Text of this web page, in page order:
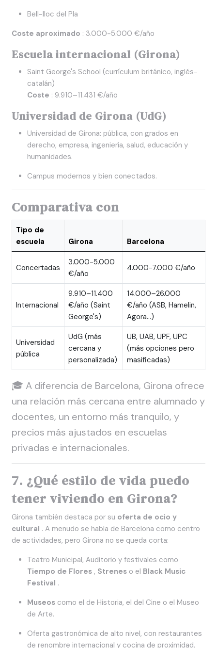
Bell-lloc del Pla
Coste aproximado : 3.000-5.000 €/año
Escuela internacional (Girona)
Saint George's School (currículum británico, inglés-
catalán)
Coste : 9.910–11.431 €/año
Universidad de Girona (UdG)
Universidad de Girona: pública, con grados en
derecho, empresa, ingeniería, salud, educación y
humanidades.
Campus modernos y bien conectados.
Comparativa con
Tipo de
escuela
Girona Barcelona
Concertadas
3.000-5.000
€/año
4.000-7.000 €/año
Internacional
9.910–11.400
€/año (Saint
George's)
14.000–26.000
€/año (ASB, Hamelin,
Agora...)
Universidad
pública
UdG (más
cercana y
personalizada)
UB, UAB, UPF, UPC
(más opciones pero
masificadas)
🎓 A diferencia de Barcelona, Girona ofrece
una relación más cercana entre alumnado y
docentes, un entorno más tranquilo, y
precios más ajustados en escuelas
privadas e internacionales.
7. ¿Qué estilo de vida puedo
tener viviendo en Girona?
Girona también destaca por su oferta de ocio y
cultural . A menudo se habla de Barcelona como centro
de actividades, pero Girona no se queda corta:
Teatro Municipal, Auditorio y festivales como
Tiempo de Flores , Strenes o el Black Music
Festival .
Museos como el de Historia, el del Cine o el Museo
de Arte.
Oferta gastronómica de alto nivel, con restaurantes
de renombre internacional y cocina de proximidad.